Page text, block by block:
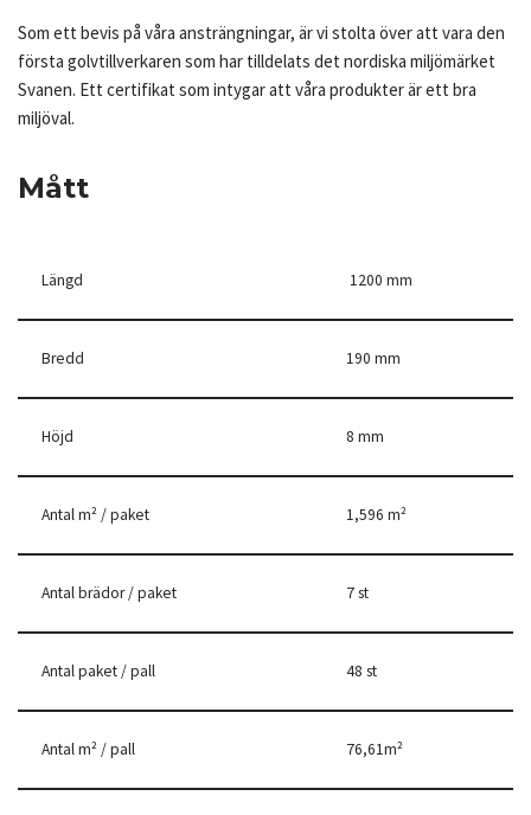
Som ett bevis på våra ansträngningar, är vi stolta över att vara den
första golvtillverkaren som har tilldelats det nordiska miljömärket
Svanen. Ett certifikat som intygar att våra produkter är ett bra
miljöval.
Mått
Längd 1200 mm
Bredd 190 mm
Höjd 8 mm
Antal m² / paket 1,596 m²
Antal brädor / paket 7 st
Antal paket / pall 48 st
Antal m² / pall 76,61m²